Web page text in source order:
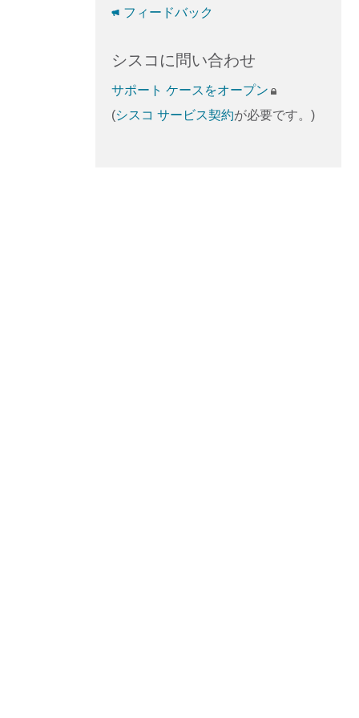
フィードバック
シスコに問い合わせ
サポート ケースをオープン
(シスコ サービス契約が必要です。)